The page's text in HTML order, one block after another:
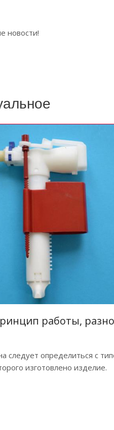
новости!
работы,
следует определиться с
изготовлено изделие.